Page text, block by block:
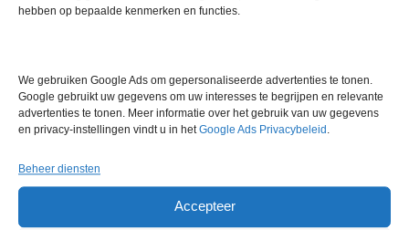
hebben op bepaalde kenmerken en functies.
We gebruiken Google Ads om gepersonaliseerde advertenties te tonen.
Google gebruikt uw gegevens om uw interesses te begrijpen en relevante
advertenties te tonen. Meer informatie over het gebruik van uw gegevens
en privacy-instellingen vindt u in hetGoogle Ads Privacybeleid .
Beheer diensten
Accepteer
Merk Overige merken